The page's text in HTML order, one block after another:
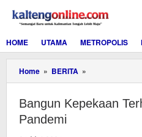
konten
HOME
UTAMA METROPOLIS
Home » BERITA »
Kepekaan
Kondisi
Bangun Kepekaan
Pandemi